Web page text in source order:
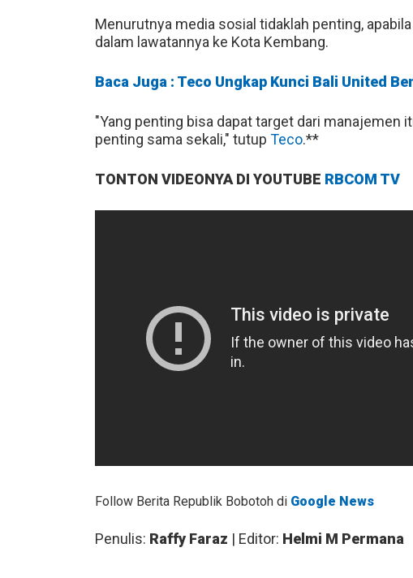
Menurutnya media sosial tidaklah penting,
dalam lawatannya ke Kota Kembang.
Baca Juga : Teco Ungkap Kunci Bali United
"Yang penting bisa dapat target dari manajemen
penting sama sekali," tutup Teco.**
TONTON VIDEONYA DI YOUTUBE RBCOM TV
Follow Berita Republik Bobotoh di Google News
Penulis: Raffy Faraz | Editor: Helmi M Permana